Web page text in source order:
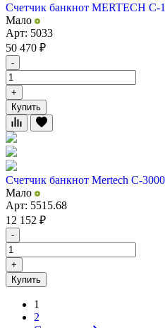
Счетчик банкнот MERTECH C-
Мало
Арт: 5033
50 470 ₽
-
+
Купить
Счетчик банкнот Mertech С-
Мало
Арт: 5515.68
12 152 ₽
-
+
Купить
1
2